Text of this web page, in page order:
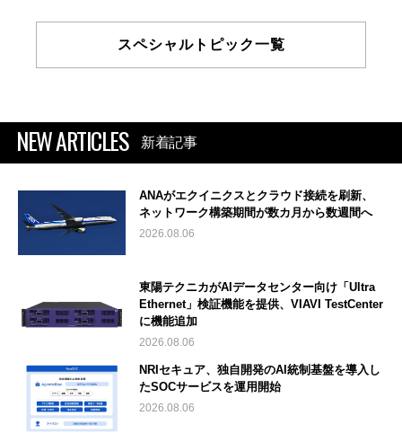
スペシャルトピック一覧
NEW ARTICLES 新着記事
ANAがエクイニクスとクラウド接続を刷新、
ネットワーク構築期間が数カ月から数週間へ
2026.08.06
東陽テクニカがAIデータセンター向け「Ultra
Ethernet」検証機能を提供、VIAVI TestCenter
に機能追加
2026.08.06
NRIセキュア、独自開発のAI統制基盤を導入し
たSOCサービスを運用開始
2026.08.06